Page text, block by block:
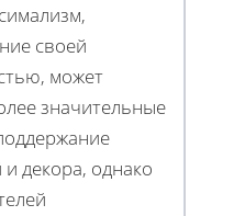
своей
может
значительные
декора, однако